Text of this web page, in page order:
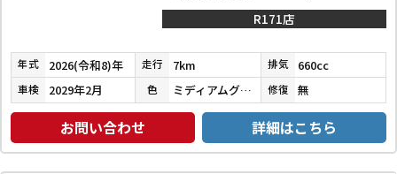
R171店
年式 2026(令和8)年 走行 7km 排気 660cc
車検 2029年2月 色 ミディアムグレー 修復 無
お問い合わせ 詳細はこちら